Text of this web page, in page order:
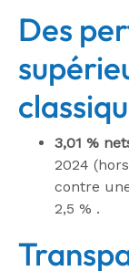
Des
3,01 %
2024
contre
2,5 % .